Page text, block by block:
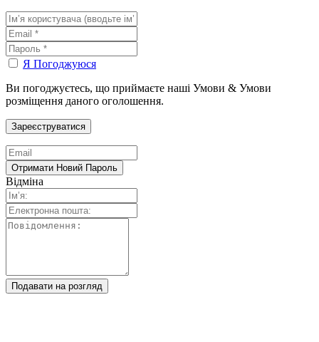
Я Погоджуюся
Ви погоджуєтесь, що приймаєте наші Умови & Умови
розміщення даного оголошення.
Відміна